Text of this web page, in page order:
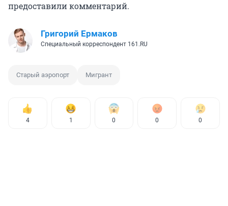
предоставили комментарий.
Григорий Ермаков
Специальный корреспондент 161.RU
Старый аэропорт Мигрант
4 1 0 0 0